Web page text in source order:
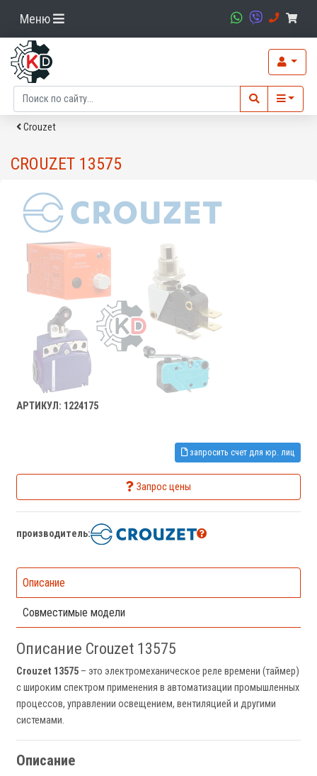
Меню
Crouzet
CROUZET 13575
АРТИКУЛ: 1224175
запросить счет для юр. лиц
Запрос цены
производитель:
Описание
Совместимые модели
Описание Crouzet 13575
Crouzet 13575 – это электромеханическое реле времени (таймер)
с широким спектром применения в автоматизации промышленных
процессов, управлении освещением, вентиляцией и другими
системами.
Описание